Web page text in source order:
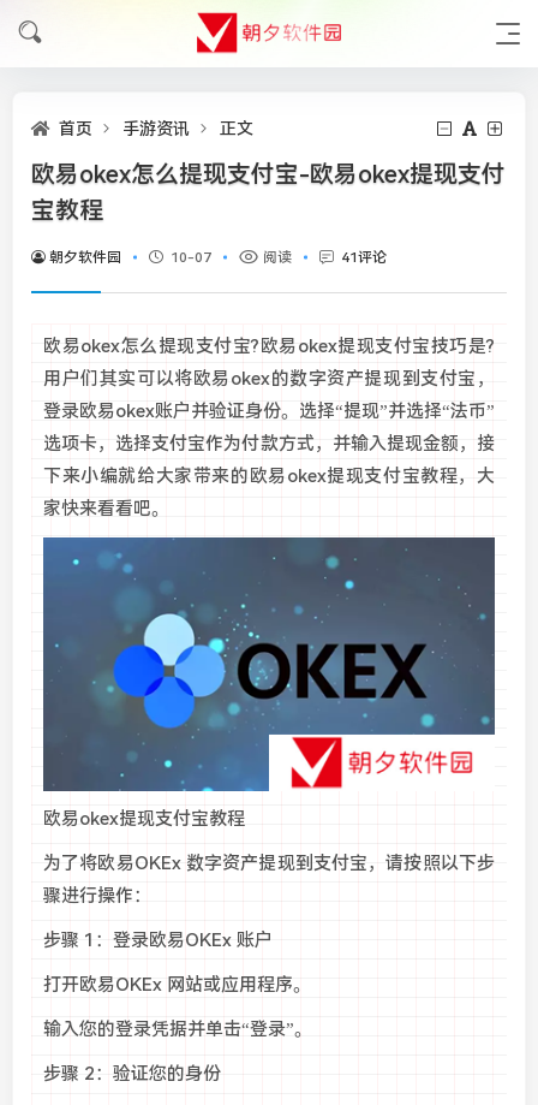
首页 手游资讯 正文
欧易okex怎么提现支付宝-欧易okex提现支付
宝教程
朝夕软件园 10-07 阅读 41评论
欧易okex怎么提现支付宝?欧易okex提现支付宝技巧是?
用户们其实可以将欧易okex的数字资产提现到支付宝，
登录欧易okex账户并验证身份。选择“提现”并选择“法币”
选项卡，选择支付宝作为付款方式，并输入提现金额，接
下来小编就给大家带来的欧易okex提现支付宝教程，大
家快来看看吧。
欧易okex提现支付宝教程
为了将欧易OKEx 数字资产提现到支付宝，请按照以下步
骤进行操作：
步骤 1：登录欧易OKEx 账户
打开欧易OKEx 网站或应用程序。
输入您的登录凭据并单击“登录”。
步骤 2：验证您的身份